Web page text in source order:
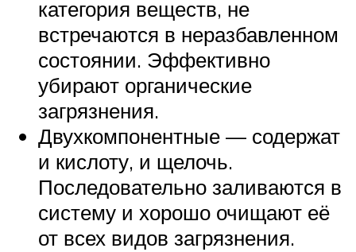
категория веществ, не
встречаются в неразбавленном
состоянии. Эффективно
убирают органические
загрязнения.
Двухкомпонентные — содержат
и кислоту, и щелочь.
Последовательно заливаются в
систему и хорошо очищают её
от всех видов загрязнения.